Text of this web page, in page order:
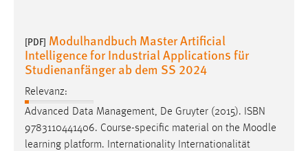
[PDF] Modulhandbuch Master Artificial
Intelligence for Industrial Applications für
Studienanfänger ab dem SS 2024
Relevanz:
Advanced Data Management, De Gruyter (2015). ISBN
9783110441406. Course-specific material on the Moodle
learning platform. Internationality Internationalität